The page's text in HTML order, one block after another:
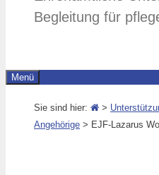
Begleitung für
Menü
Sie sind hier: >
Angehörige > EJF-Lazarus